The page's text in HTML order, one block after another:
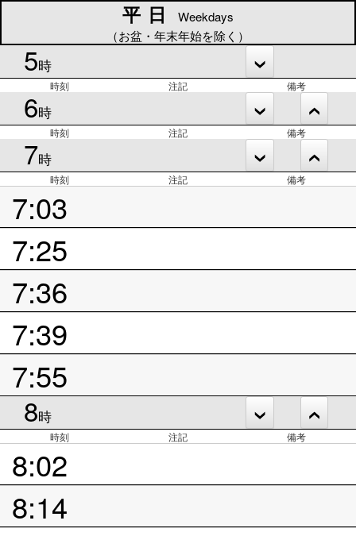
平日
Weekdays
（お盆・年末年始を除く）
5時
時刻 注記 備考
6時
時刻 注記 備考
7時
時刻 注記 備考
7:03
7:25
7:36
7:39
7:55
8時
時刻 注記 備考
8:02
8:14